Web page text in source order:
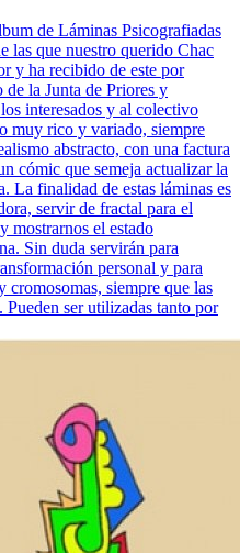
de Láminas Psicografiadas
las que nuestro querido Chac
y ha recibido de este por
de la Junta de Priores y
interesados y al colectivo
muy rico y variado, siempre
abstracto, con una factura
cómic que semeja actualizar la
La finalidad de estas láminas es
servir de fractal para el
mostrarnos el estado
Sin duda servirán para
personal y para
siempre que las
ser utilizadas tanto por